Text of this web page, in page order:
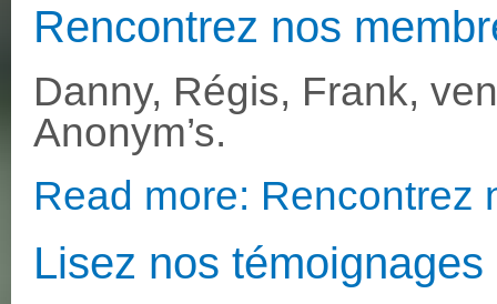
Rencontrez nos
Danny, Régis, Frank,
Anonym’s.
Read more: Rencontrez
Lisez nos témoignages